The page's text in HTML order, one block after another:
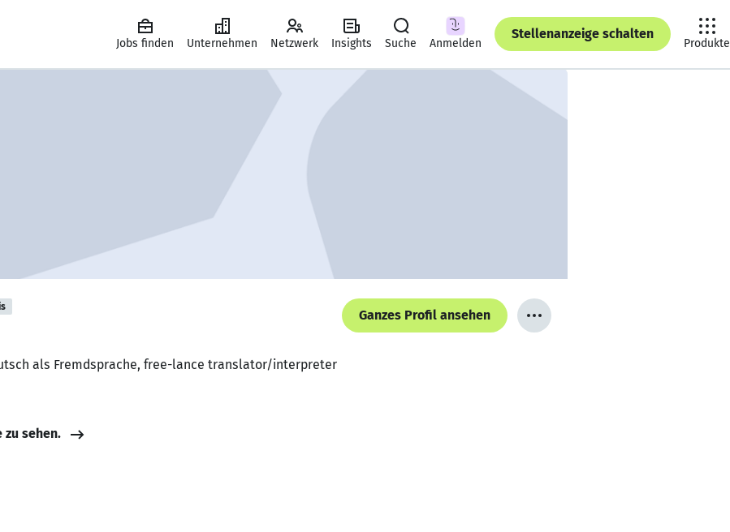
Jobs finden Unternehmen Netzwerk Insights Suche Anmelden
Stellenanzeige schalten
Produkte
Ganzes Profil ansehen
als Fremdsprache, free-lance translator/interpreter
zu sehen.